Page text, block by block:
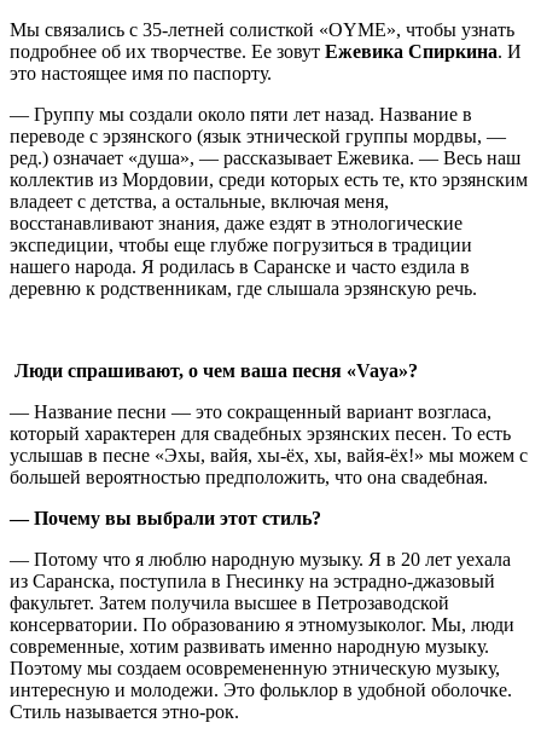
Мы связались с 35-летней солисткой «OYME», чтобы узнать
подробнее об их творчестве. Ее зовут Ежевика Спиркина. И
это настоящее имя по паспорту.
— Группу мы создали около пяти лет назад. Название в
переводе с эрзянского (язык этнической группы мордвы, —
ред.) означает «душа», — рассказывает Ежевика. — Весь наш
коллектив из Мордовии, среди которых есть те, кто эрзянским
владеет с детства, а остальные, включая меня,
восстанавливают знания, даже ездят в этнологические
экспедиции, чтобы еще глубже погрузиться в традиции
нашего народа. Я родилась в Саранске и часто ездила в
деревню к родственникам, где слышала эрзянскую речь.
Люди спрашивают, о чем ваша песня «Vaya»?
— Название песни — это сокращенный вариант возгласа,
который характерен для свадебных эрзянских песен. То есть
услышав в песне «Эхы, вайя, хы-ёх, хы, вайя-ёх!» мы можем с
большей вероятностью предположить, что она свадебная.
— Почему вы выбрали этот стиль?
— Потому что я люблю народную музыку. Я в 20 лет уехала
из Саранска, поступила в Гнесинку на эстрадно-джазовый
факультет. Затем получила высшее в Петрозаводской
консерватории. По образованию я этномузыколог. Мы, люди
современные, хотим развивать именно народную музыку.
Поэтому мы создаем осовремененную этническую музыку,
интересную и молодежи. Это фольклор в удобной оболочке.
Стиль называется этно-рок.